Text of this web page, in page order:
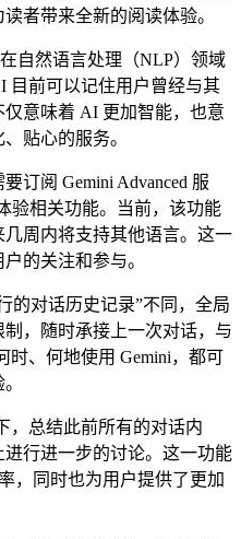
者带来全新的阅读体验。
然语言处理（NLP）领域
目前可以记住用户曾经与其
意味着 AI 更加智能，也意
贴心的服务。
阅 Gemini Advanced 服
验相关功能。当前，该功能
周内将支持其他语言。这一
的关注和参与。
对话历史记录”不同，全局
，随时承接上一次对话，与
时、何地使用 Gemini，都可
总结此前所有的对话内
行进一步的讨论。这一功能
，同时也为用户提供了更加